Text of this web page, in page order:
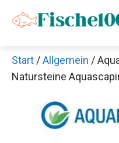
Inhalt
Start /Allgemein /
Natursteine